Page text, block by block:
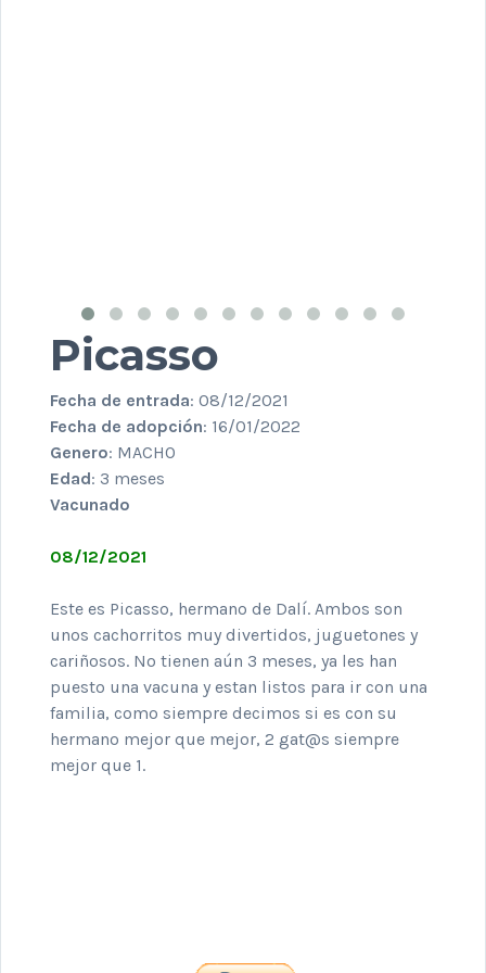
Picasso
Fecha de entrada: 08/12/2021
Fecha de adopción: 16/01/2022
Genero: MACHO
Edad: 3 meses
Vacunado
08/12/2021
Este es Picasso, hermano de Dalí. Ambos son
unos cachorritos muy divertidos, juguetones y
cariñosos. No tienen aún 3 meses, ya les han
puesto una vacuna y estan listos para ir con una
familia, como siempre decimos si es con su
hermano mejor que mejor, 2 gat@s siempre
mejor que 1.